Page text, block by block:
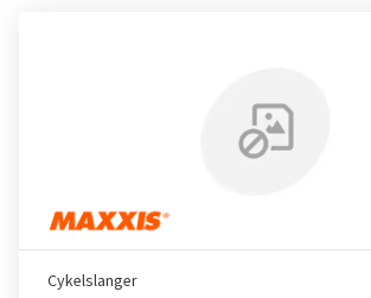
Cykelslanger